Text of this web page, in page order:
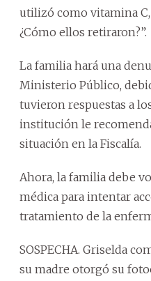
utilizó como vitamina
¿Cómo ellos retiraron?”.
La familia hará una
Ministerio Público,
tuvieron respuestas a
institución le
situación en la Fiscalía.
Ahora, la familia debe
médica para intentar
tratamiento de la
SOSPECHA. Griselda
su madre otorgó su